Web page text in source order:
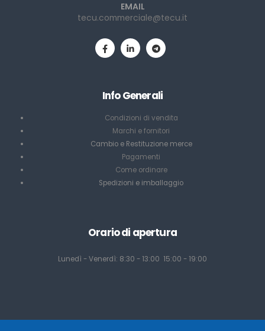
EMAIL
tecu.commerciale@tecu.it
Info Generali
Condizioni di vendita
Marchi e fornitori
Cambio e Restituzione merce
Pagamenti
Come ordinare
Spedizioni e imballaggio
Orario di apertura
Lunedì - Venerdì: 8:30 - 13:00 15:00 - 19:00